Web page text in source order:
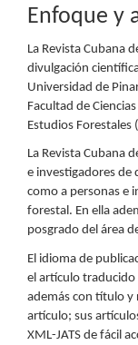
Enfoque y
La Revista Cubana
divulgación
Universidad de
Facultad de
Estudios Forestales
La Revista Cubana
e investigadores de
como a personas e
forestal. En ella
posgrado del área
El idioma de
el artículo traducido
además con título y
artículo; sus
XML-JATS de fácil